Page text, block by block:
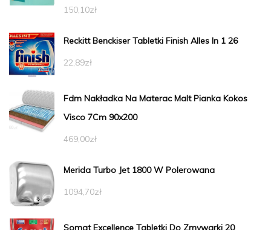
150,10zł
Reckitt Benckiser Tabletki Finish Alles In 1 26
22,89zł
Fdm Nakładka Na Materac Malt Pianka Kokos
Visco 7Cm 90x200
469,00zł
Merida Turbo Jet 1800 W Polerowana
1094,70zł
Somat Excellence Tabletki Do Zmywarki 20